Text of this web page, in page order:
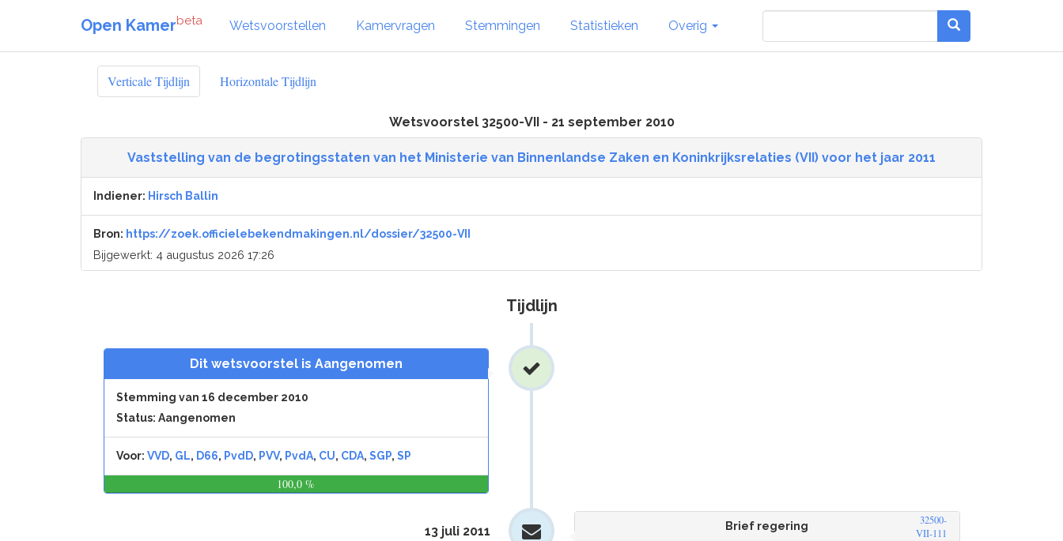
Open Kamerbeta Wetsvoorstellen Kamervragen Stemmingen Statistieken Overig
Verticale Tijdlijn Horizontale Tijdlijn
Wetsvoorstel 32500-VII - 21 september 2010
Vaststelling van de begrotingsstaten van het Ministerie van Binnenlandse Zaken en Koninkrijksrelaties (VII) voor het jaar 2011
Indiener: Hirsch Ballin
Bron: https://zoek.officielebekendmakingen.nl/dossier/32500-VII
Bijgewerkt: 4 augustus 2026 17:26
Tijdlijn
Dit wetsvoorstel is Aangenomen
Stemming van 16 december 2010
Status: Aangenomen
Voor: VVD, GL, D66, PvdD, PVV, PvdA, CU, CDA, SGP, SP
100,0 %
Brief regering
32500-
VII-111
13 juli 2011